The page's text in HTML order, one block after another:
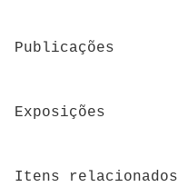
Publicações
Exposições
Itens relacionados